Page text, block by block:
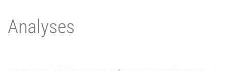
Analyses